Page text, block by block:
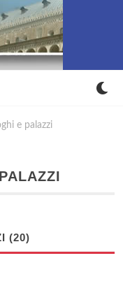
e palazzi
(20)